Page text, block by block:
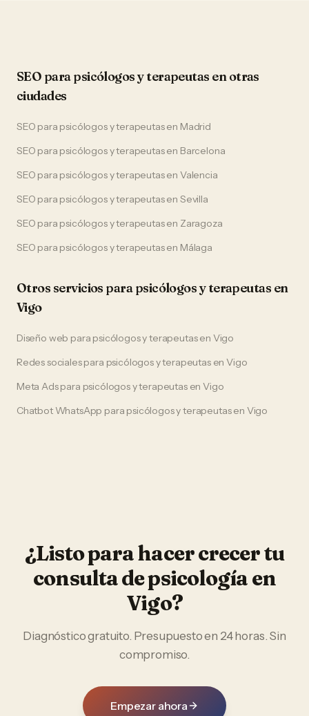
SEO parapsicólogos y terapeutas en otras
ciudades
SEO para psicólogos y terapeutasen Madrid
SEO para psicólogos y terapeutasen Barcelona
SEO para psicólogos y terapeutasen Valencia
SEO para psicólogos y terapeutasen Sevilla
SEO para psicólogos y terapeutasen Zaragoza
SEO para psicólogos y terapeutasen Málaga
Otros servicios parapsicólogos y terapeutas en
Vigo
Diseño web para psicólogos y terapeutasen Vigo
Redes socialespara psicólogos y terapeutasenVigo
Meta Adspara psicólogos y terapeutasenVigo
Chatbot WhatsApp para psicólogos y terapeutasen Vigo
¿Listo para hacer crecer tu
consulta de psicologíaen
Vigo?
Diagnóstico gratuito. Presupuesto en 24 horas. Sin
compromiso.
Empezar ahora